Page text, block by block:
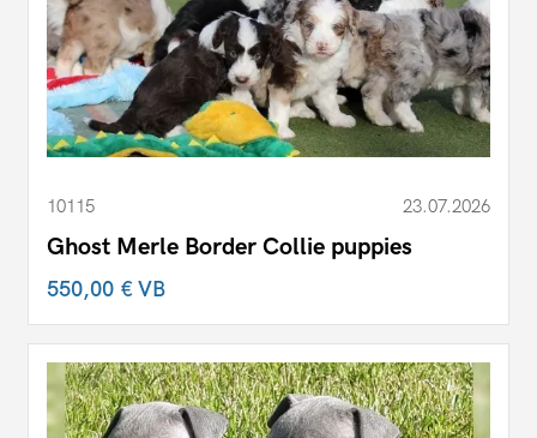
10115 23.07.2026
Ghost Merle Border Collie puppies
550,00 €VB